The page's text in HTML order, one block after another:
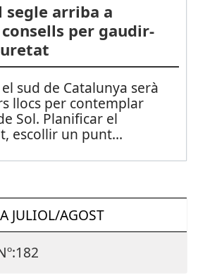
segle arriba a
per gaudir-
el sud de Catalunya serà
llocs per contemplar
Sol. Planificar el
escollir un punt...
JULIOL/AGOST